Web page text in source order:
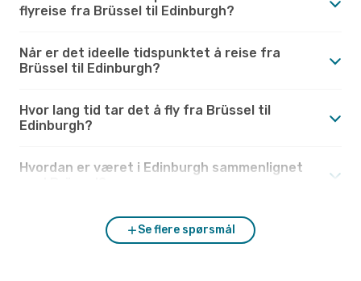
flyreise fra Brüssel til Edinburgh?
Når er det ideelle tidspunktet å reise fra
Brüssel til Edinburgh?
Hvor lang tid tar det å fly fra Brüssel til
Edinburgh?
Hvordan er været i Edinburgh sammenlignet
Se flere spørsmål